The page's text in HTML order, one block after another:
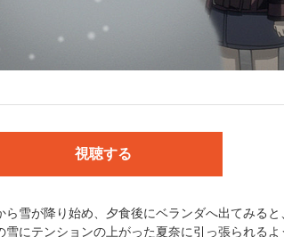
里／南 冬馬:水樹奈々／マコト(マコちゃん):森
生／マキ:高木礼子／アツコ:小野涼子／ケイコ:
デザイン:田中誠輝／美術監督:徳田俊之(スタジ
クル) ／オフライン編集:伊藤潤一(ジェイ・フ
響効果:山谷尚人(サウンドボックス) ／録音スタ
視聴する
雪が降り始め、夕食後にベランダへ出てみる
にテンションの上がった夏奈に引っ張られるよ